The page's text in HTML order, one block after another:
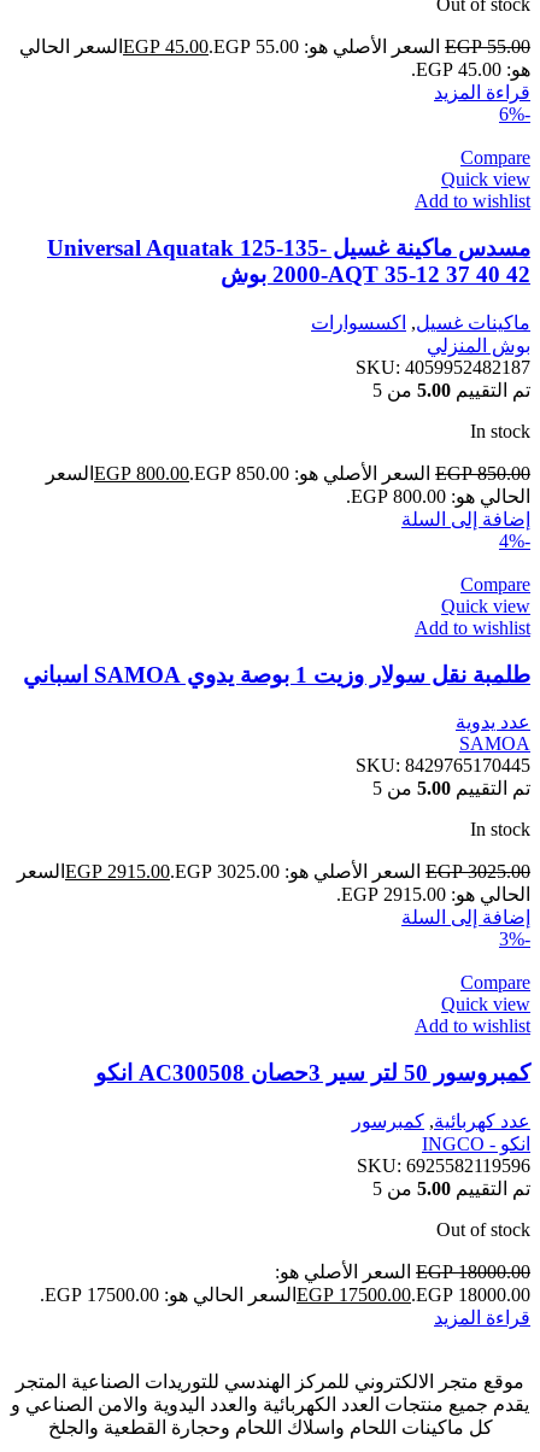
Out of stock
EGP55.00 السعر الأصلي هو: EGP 55.00. EGP 45.00
السعر الحالي
هو: EGP 45.00.
قراءة المزيد
-6%
Compare
Quick view
Add to wishlist
مسدس ماكينة غسيل Universal Aquatak 125-135-
2000-AQT 35-12 37 40 42 بوش
ماكينات غسيل, اكسسوارات
بوش المنزلي
SKU: 4059952482187
تم التقييم 5.00 من 5
In stock
EGP850.00 السعر الأصلي هو: EGP 850.00. EGP 800.00
السعر
الحالي هو: EGP 800.00.
إضافة إلى السلة
-4%
Compare
Quick view
Add to wishlist
طلمبة نقل سولار وزيت 1 بوصة يدوي SAMOA اسباني
عدد يدوية
SAMOA
SKU: 8429765170445
تم التقييم 5.00 من 5
In stock
EGP3025.00 السعر الأصلي هو: EGP 3025.00. EGP 2915.00
السعر
الحالي هو: EGP 2915.00.
إضافة إلى السلة
-3%
Compare
Quick view
Add to wishlist
كمبروسور 50 لتر سير 3حصان AC300508 انكو
عدد كهربائية, كمبرسور
انكو - INGCO
SKU: 6925582119596
تم التقييم 5.00 من 5
Out of stock
EGP18000.00
السعر الأصلي هو:
EGP 18000.00.
EGP 17500.00
السعر الحالي هو: EGP 17500.00.
قراءة المزيد
موقع متجر الالكتروني للمركز الهندسي للتوريدات الصناعية المتجر
يقدم جميع منتجات العدد الكهربائية والعدد اليدوية والامن الصناعي و
كل ماكينات اللحام واسلاك اللحام وحجارة القطعية والجلخ